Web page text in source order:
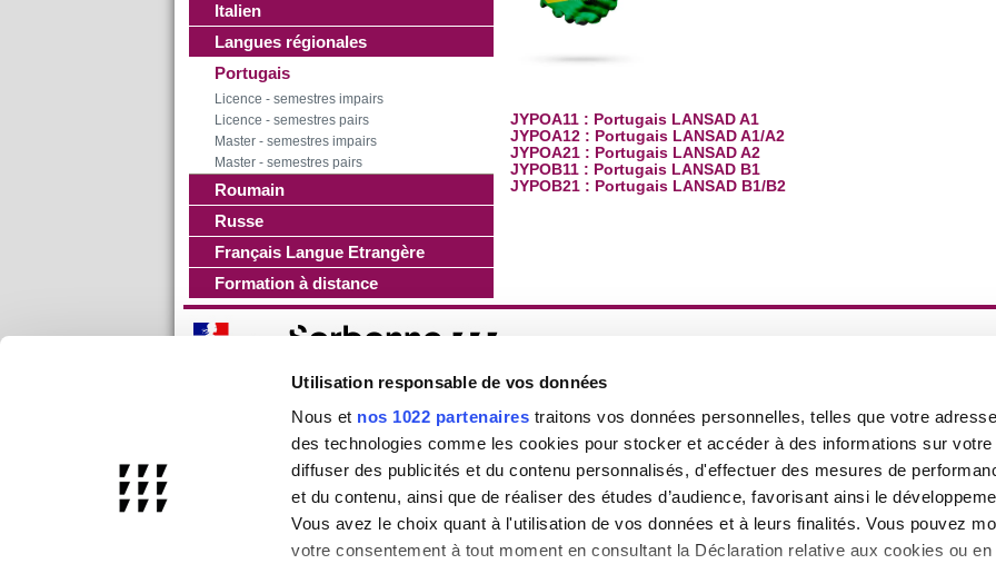
Utilisation responsable de vos données
Nous et nos 1022 partenaires traitons vos données personnelles, telles que votre
des technologies comme les cookies pour stocker et accéder à des informations sur votre
diffuser des publicités et du contenu personnalisés, d'effectuer des mesures de
et du contenu, ainsi que de réaliser des études d’audience, favorisant ainsi le
Vous avez le choix quant à l'utilisation de vos données et à leurs finalités. Vous pouvez
votre consentement à tout moment en consultant la Déclaration relative aux cookies ou
Italien
Langues régionales
Portugais
Licence - semestres impairs
Licence - semestres pairs
Master - semestres impairs
Master - semestres pairs
Roumain
Russe
Français Langue Etrangère
Formation à distance
JYPOA11 : Portugais LANSAD A1
JYPOA12 : Portugais LANSAD A1/A2
JYPOA21 : Portugais LANSAD A2
JYPOB11 : Portugais LANSAD B1
JYPOB21 : Portugais LANSAD B1/B2